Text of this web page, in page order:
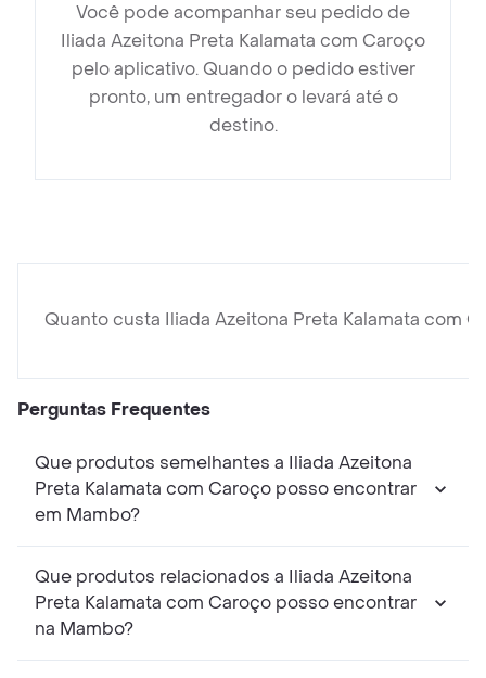
Você pode acompanhar seu pedido de
Iliada Azeitona Preta Kalamata com Caroço
pelo aplicativo. Quando o pedido estiver
pronto, um entregador o levará até o
destino.
Quanto custa Iliada Azeitona Preta Kalamata com
Perguntas Frequentes
Que produtos semelhantes a Iliada Azeitona
Preta Kalamata com Caroço posso encontrar
em Mambo?
Que produtos relacionados a Iliada Azeitona
Preta Kalamata com Caroço posso encontrar
na Mambo?